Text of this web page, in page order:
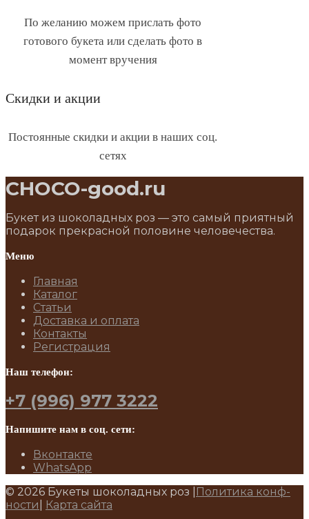
По желанию можем прислать фото
готового букета или сделать фото в
момент вручения
Скидки и акции
Постоянные скидки и акции в наших соц.
сетях
CHOCO-good.ru
Букет из шоколадных роз — это самый приятный
подарок прекрасной половине человечества.
Меню
Главная
Каталог
Статьи
Доставка и оплата
Контакты
Регистрация
Наш телефон:
+7 (996) 977 3222
Напишите нам в соц. сети:
Вконтакте
WhatsApp
© 2026 Букеты шоколадных роз |
Политика конф-
ности
Карта сайта